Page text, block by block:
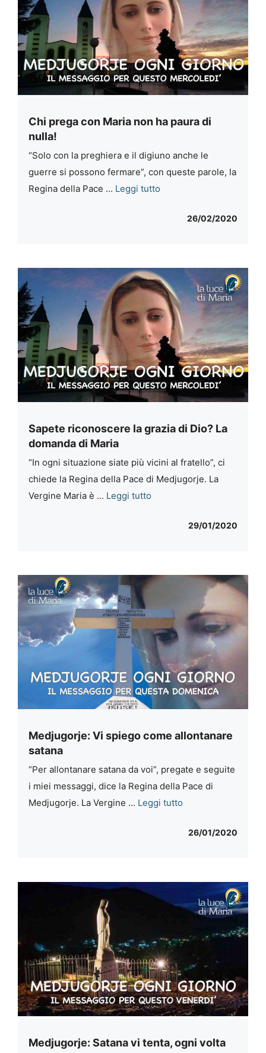
Chi prega con Maria non ha paura di
nulla!
“Solo con la preghiera e il digiuno anche le
guerre si possono fermare”, con queste parole, la
Regina della Pace ... Leggi tutto
26/02/2020
Sapete riconoscere la grazia di Dio? La
domanda di Maria
“In ogni situazione siate più vicini al fratello”, ci
chiede la Regina della Pace di Medjugorje. La
Vergine Maria è ... Leggi tutto
29/01/2020
Medjugorje: Vi spiego come allontanare
satana
“Per allontanare satana da voi”, pregate e seguite
i miei messaggi, dice la Regina della Pace di
Medjugorje. La Vergine ... Leggi tutto
26/01/2020
Medjugorje: Satana vi tenta, ogni volta